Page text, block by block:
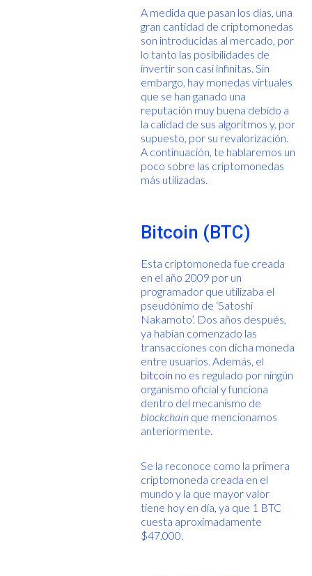
A medida que pasan los días, una
gran cantidad de criptomonedas
son introducidas al mercado, por
lo tanto las posibilidades de
invertir son casi infinitas. Sin
embargo, hay monedas virtuales
que se han ganado una
reputación muy buena debido a
la calidad de sus algoritmos y, por
supuesto, por su revalorización.
A continuación, te hablaremos un
poco sobre las criptomonedas
más utilizadas.
Bitcoin (BTC)
Esta criptomoneda fue creada
en el año 2009 por un
programador que utilizaba el
pseudónimo de ‘Satoshi
Nakamoto’. Dos años después,
ya habían comenzado las
transacciones con dicha moneda
entre usuarios. Además, el
bitcoin no es regulado por ningún
organismo oficial y funciona
dentro del mecanismo de
blockchain que mencionamos
anteriormente.
Se la reconoce como la primera
criptomoneda creada en el
mundo y la que mayor valor
tiene hoy en día, ya que 1 BTC
cuesta aproximadamente
$47.000.